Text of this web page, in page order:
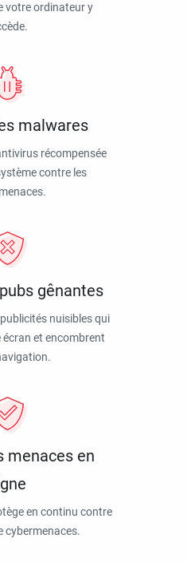
votre ordinateur y
malwares
récompensée
contre les
gênantes
nuisibles qui
et encombrent
menaces en
en continu contre
cybermenaces.